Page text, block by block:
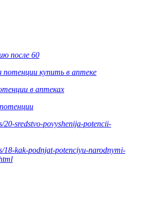
после 60
потенции купить в аптеке
в аптеках
20-sredstvo-povyshenija-potencii-
18-kak-podnjat-potenciyu-narodnymi-